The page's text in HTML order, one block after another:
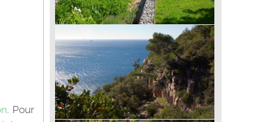
. Pour
Balade de Vitry-sur-Seine (94) - Le parc
départemental des Lilas